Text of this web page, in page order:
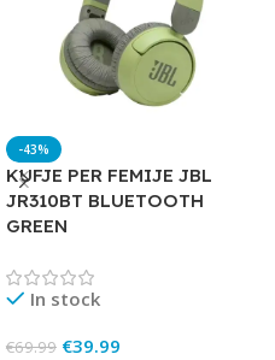
-43%
KUFJE PER FEMIJE JBL
JR310BT BLUETOOTH
GREEN
In stock
€69.99 €39.99